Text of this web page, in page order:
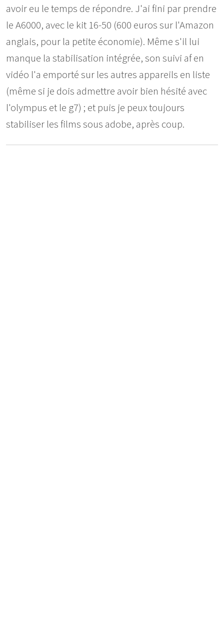
avoir eu le temps de répondre. J'ai fini par prendre
le A6000, avec le kit 16-50 (600 euros sur l'Amazon
anglais, pour la petite économie). Même s'il lui
manque la stabilisation intégrée, son suivi af en
vidéo l'a emporté sur les autres appareils en liste
(même si je dois admettre avoir bien hésité avec
l'olympus et le g7) ; et puis je peux toujours
stabiliser les films sous adobe, après coup.